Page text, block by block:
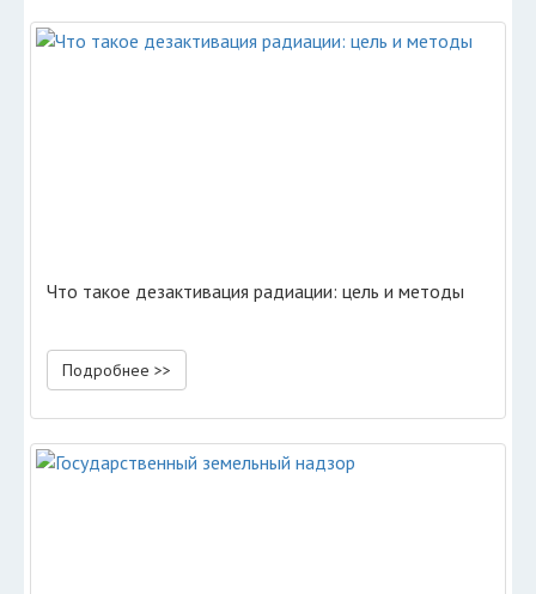
Что такое дезактивация радиации: цель и методы
Подробнее >>